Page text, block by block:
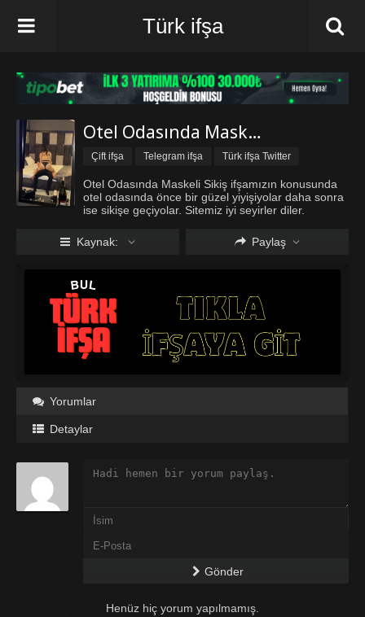
Türk ifşa
Otel Odasında Maskeli Sikiş
Çift ifşa Telegram ifşa Türk ifşa Twitter
Türk ifşa vk
Otel Odasında Maskeli Sikiş ifşamızın konusunda
otel odasında önce bir güzel yiyişiyolar daha sonra
ise sikişe geçiyolar. Sitemiz iyi seyirler diler.
Kaynak: Paylaş
Yorumlar
Detaylar
Gönder
Henüz hiç yorum yapılmamış.